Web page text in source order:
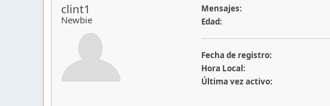
clint1
Newbie
Mensajes:
Edad:
Fecha de registro:
Hora Local:
Última vez activo: